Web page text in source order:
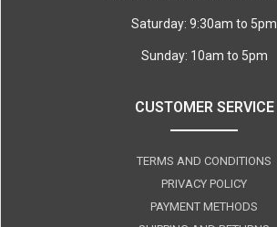
Saturday: 9:30am to 5pm
Sunday: 10am to 5pm
CUSTOMER SERVICE
TERMS AND CONDITIONS
PRIVACY POLICY
PAYMENT METHODS